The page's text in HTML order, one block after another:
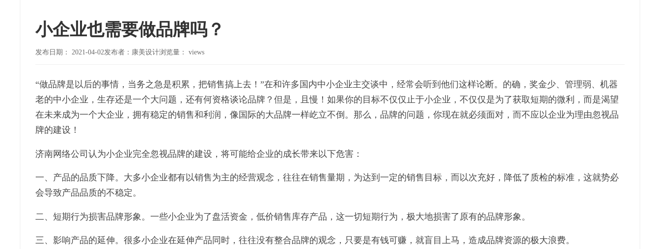
小企业也需要做品牌吗？
发布日期： 2021-04-02发布者：康美设计浏览量： views
“做品牌是以后的事情，当务之急是积累，把销售搞上去！ ”在和许多国内中小企业主交谈中，经常会听到他们这样论断。的确，奖金少、管理弱、机器
老的中小企业，生存还是一个大问题，还有何资格谈论品牌？但是，且慢！如果你的目标不仅仅止于小企业，不仅仅是为了获取短期的微利，而是渴望
在未来成为一个大企业，拥有稳定的销售和利润，像国际的大品牌一样屹立不倒。那么，品牌的问题，你现在就必须面对，而不应以企业为理由忽视品
牌的建设！
济南网络公司认为小企业完全忽视品牌的建设，将可能给企业的成长带来以下危害：
一、产品的品质下降。大多小企业都有以销售为主的经营观念，往往在销售量期，为达到一定的销售目标，而以次充好，降低了质检的标准，这就势必
会导致产品品质的不稳定。
二、短期行为损害品牌形象。一些小企业为了盘活资金，低价销售库存产品，这一切短期行为，极大地损害了原有的品牌形象。
三、影响产品的延伸。很多小企业在延伸产品同时，往往没有整合品牌的观念，只要是有钱可赚，就盲目上马，造成品牌资源的极大浪费。